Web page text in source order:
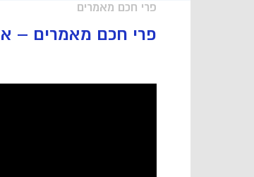
פרי חכם מאמרים
פרי חכם מאמרים –